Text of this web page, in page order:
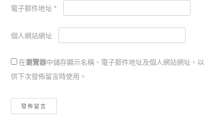
電子郵件地址 *
個人網站網址
在瀏覽器中儲存顯示名稱、電子郵件地址及個人網站網址，以
供下次發佈留言時使用。